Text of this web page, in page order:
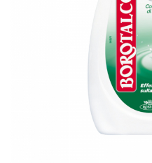
Detergent toaleta
Echipamente de curăţenie
Folie aluminiu,folie alimentara
Indepartarea parului